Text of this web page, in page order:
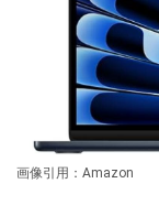
画像引用：Amazon